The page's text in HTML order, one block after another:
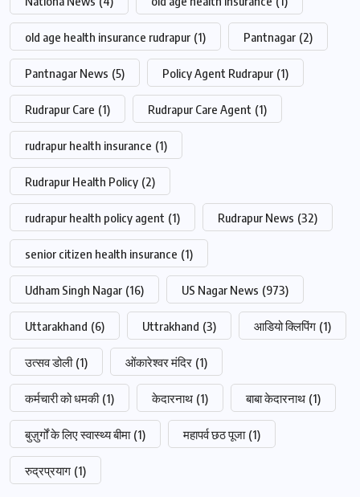
old age health insurance rudrapur (1) Pantnagar (2)
Pantnagar News (5) Policy Agent Rudrapur (1)
Rudrapur Care (1) Rudrapur Care Agent (1)
rudrapur health insurance (1)
Rudrapur Health Policy (2)
rudrapur health policy agent (1) Rudrapur News (32)
senior citizen health insurance (1)
Udham Singh Nagar (16) US Nagar News (973)
Uttarakhand (6) Uttrakhand (3) आडियो क्लिपिंग (1)
उत्सव डोली (1) ओंकारेश्वर मंदिर (1)
कर्मचारी को धमकी (1) केदारनाथ (1) बाबा केदारनाथ (1)
बुज़ुर्गों के लिए स्वास्थ्य बीमा (1) महापर्व छठ पूजा (1)
रुद्रप्रयाग (1)